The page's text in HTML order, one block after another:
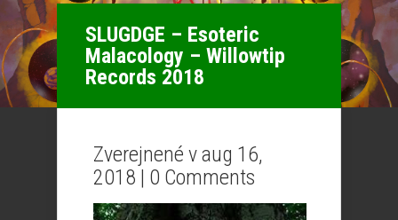
SLUGDGE – Esoteric
Malacology – Willowtip
Records 2018
Zverejnené v aug 16,
2018 | 0 Comments